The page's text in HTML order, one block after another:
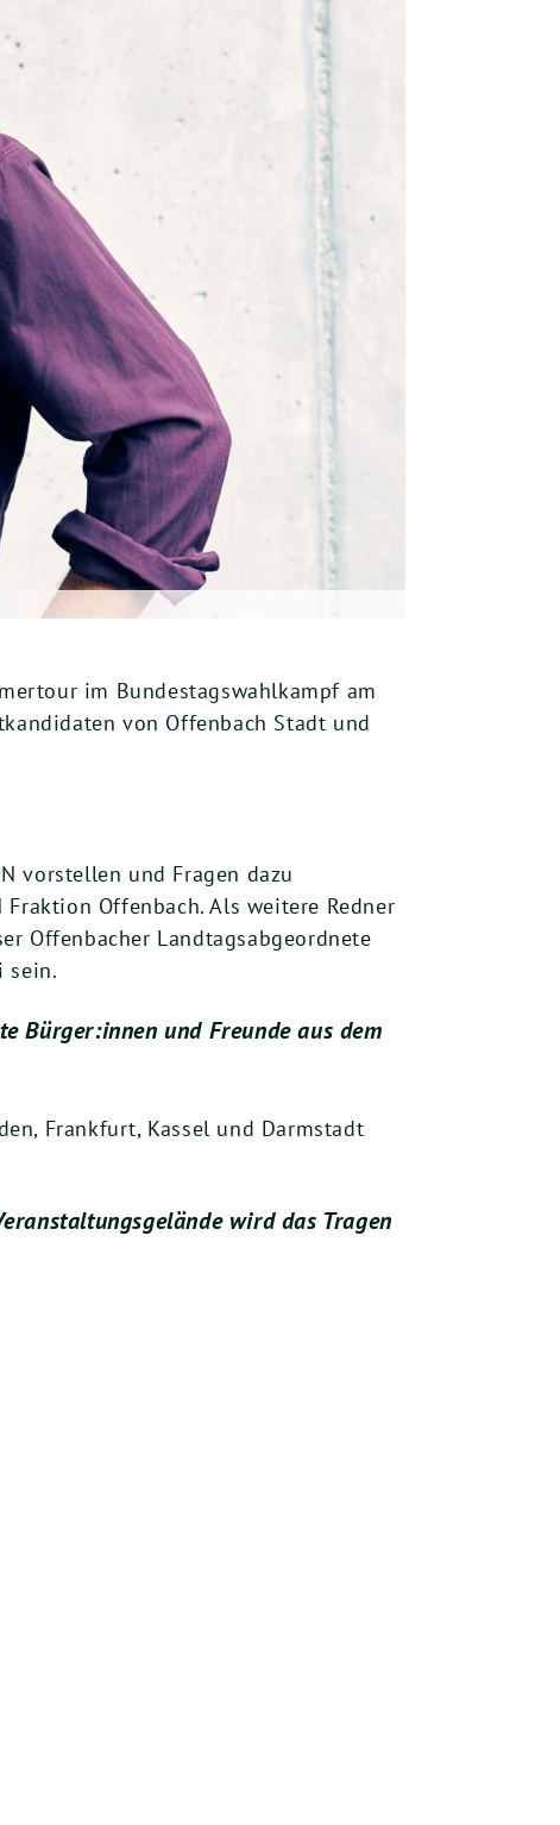
im Bundestagswahlkampf am
von Offenbach Stadt und
vorstellen und Fragen dazu
Fraktion Offenbach. Als weitere Redner
Offenbacher Landtagsabgeordnete
sein.
Bürger:innen und Freunde aus dem
Frankfurt, Kassel und Darmstadt
wird das Tragen